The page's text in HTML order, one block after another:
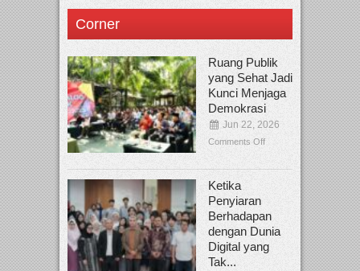
Corner
Ruang Publik
yang Sehat Jadi
Kunci Menjaga
Demokrasi
Jun 22, 2026
Comments Off
Ketika
Penyiaran
Berhadapan
dengan Dunia
Digital yang
Tak...